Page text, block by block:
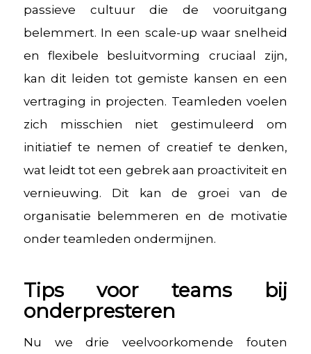
passieve cultuur die de vooruitgang
belemmert. In een scale-up waar snelheid
en flexibele besluitvorming cruciaal zijn,
kan dit leiden tot gemiste kansen en een
vertraging in projecten. Teamleden voelen
zich misschien niet gestimuleerd om
initiatief te nemen of creatief te denken,
wat leidt tot een gebrek aan proactiviteit en
vernieuwing. Dit kan de groei van de
organisatie belemmeren en de motivatie
onder teamleden ondermijnen.
Tips voor teams bij
onderpresteren
Nu we drie veelvoorkomende fouten